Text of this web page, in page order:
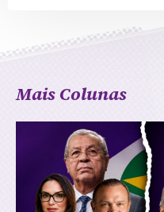
Mais Colunas